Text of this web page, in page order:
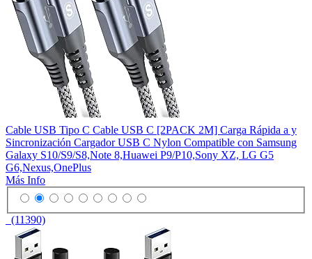
Cable USB Tipo C Cable USB C [2PACK 2M] Carga Rápida a y
Sincronización Cargador USB C Nylon Compatible con Samsung
Galaxy S10/S9/S8,Note 8,Huawei P9/P10,Sony XZ, LG G5
G6,Nexus,OnePlus
Más Info
(11390)